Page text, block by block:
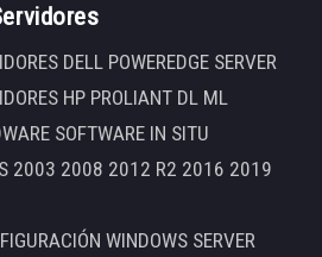
DELL POWEREDGE SERVER
HP PROLIANT DL ML
SOFTWARE IN SITU
2003 2008 2012 R2 2016 2019
WINDOWS SERVER